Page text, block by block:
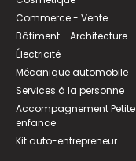
Commerce - Vente
Bâtiment - Architecture
Électricité
Mécanique automobile
Services à la personne
Accompagnement Petite
enfance
Kit auto-entrepreneur